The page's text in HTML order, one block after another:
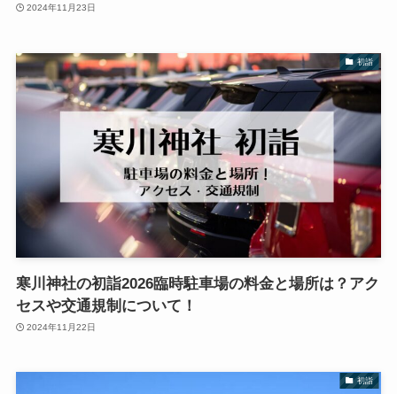
2024年11月23日
初詣
寒川神社の初詣2026臨時駐車場の料金と場所は？アク
セスや交通規制について！
2024年11月22日
初詣